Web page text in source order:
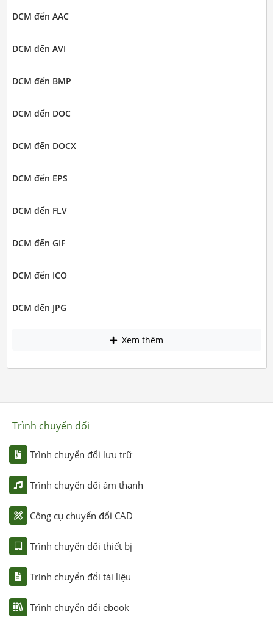
DCM đến AAC
DCM đến AVI
DCM đến BMP
DCM đến DOC
DCM đến DOCX
DCM đến EPS
DCM đến FLV
DCM đến GIF
DCM đến ICO
DCM đến JPG
Xem thêm
Trình chuyển đổi
Trình chuyển đổi lưu trữ
Trình chuyển đổi âm thanh
Công cụ chuyển đổi CAD
Trình chuyển đổi thiết bị
Trình chuyển đổi tài liệu
Trình chuyển đổi ebook